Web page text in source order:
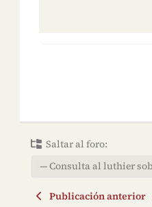
Saltar al foro:
Publicación anterior